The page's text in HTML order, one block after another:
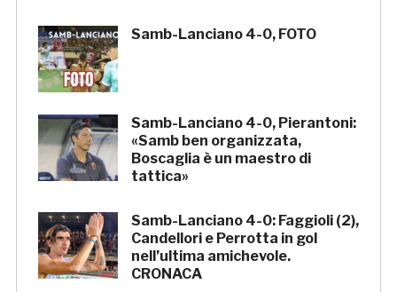
Samb-Lanciano 4-0, FOTO
Samb-Lanciano 4-0, Pierantoni:
«Samb ben organizzata,
Boscaglia è un maestro di
tattica»
Samb-Lanciano 4-0: Faggioli (2),
Candellori e Perrotta in gol
nell’ultima amichevole.
CRONACA